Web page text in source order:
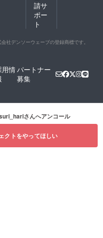
請サ
ポー
ト
会社デンソーウェーブの登録商標です。
用情パートナー
募集
さんへアンコール
クトをやってほしい